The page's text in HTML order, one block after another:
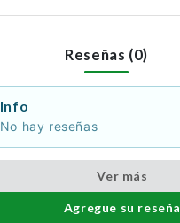
Reseñas (0)
Info
No hay reseñas
Ver más
Agregue su reseña